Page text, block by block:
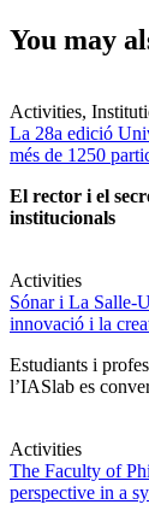
You may
Activities,
La 28a edició
més de 1250
El rector i el
institucionals
Activities
Sónar i La Salle-
innovació i la
Estudiants i
l’IASlab es
Activities
The Faculty of
perspective in a